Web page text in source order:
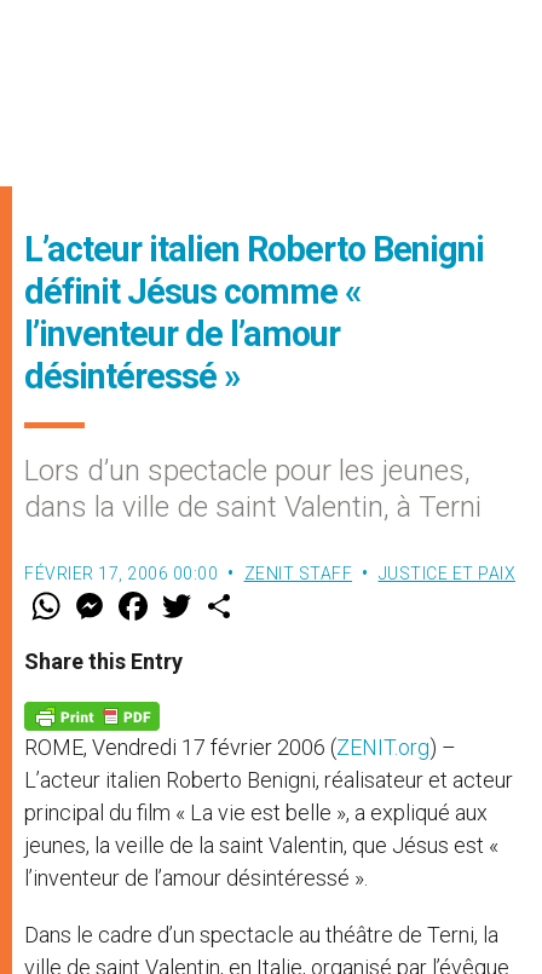
L’acteur italien Roberto Benigni
définit Jésus comme «
l’inventeur de l’amour
désintéressé »
Lors d’un spectacle pour les jeunes,
dans la ville de saint Valentin, à Terni
FÉVRIER 17, 2006 00:00 ZENIT STAFF JUSTICE ET PAIX
W
t
s
p
p
M
e
s
e
g
e
r
F
a
e
b
o
k
w
Share this Entry
ROME, Vendredi 17 février 2006 (ZENIT.org) –
L’acteur italien Roberto Benigni, réalisateur et acteur
principal du film « La vie est belle », a expliqué aux
jeunes, la veille de la saint Valentin, que Jésus est «
l’inventeur de l’amour désintéressé ».
Dans le cadre d’un spectacle au théâtre de Terni, la
ville de saint Valentin, en Italie, organisé par l’évêque